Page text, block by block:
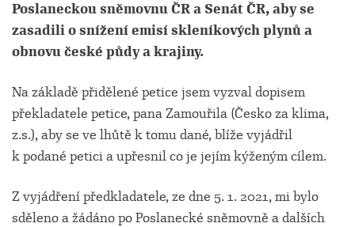
Poslaneckou sněmovnu ČR a Senát ČR, aby se
zasadili o snížení emisí skleníkových plynů a
obnovu české půdy a krajiny.
Na základě přidělené petice jsem vyzval dopisem
překladatele petice, pana Zamouřila (Česko za klima,
z.s.), aby se ve lhůtě k tomu dané, blíže vyjádřil
k podané petici a upřesnil co je jejím kýženým cílem.
Z vyjádření předkladatele, ze dne 5. 1. 2021, mi bylo
sděleno a žádáno po Poslanecké sněmovně a dalších